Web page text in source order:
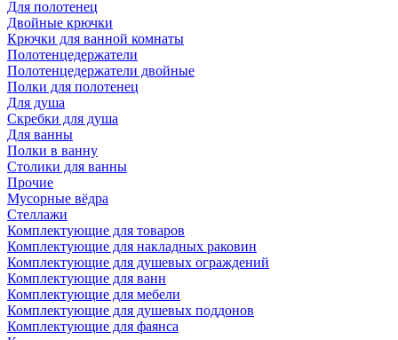
Для полотенец
Двойные крючки
Крючки для ванной комнаты
Полотенцедержатели
Полотенцедержатели двойные
Полки для полотенец
Для душа
Скребки для душа
Для ванны
Полки в ванну
Столики для ванны
Прочие
Мусорные вёдра
Стеллажи
Комплектующие для товаров
Комплектующие для накладных раковин
Комплектующие для душевых ограждений
Комплектующие для ванн
Комплектующие для мебели
Комплектующие для душевых поддонов
Комплектующие для фаянса